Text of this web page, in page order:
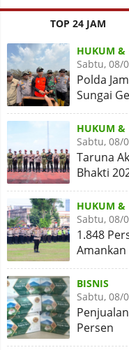
TOP 24 JAM
HUKUM &
Sabtu, 08/
Polda
Sungai
HUKUM &
Sabtu, 08/
Taruna
Bhakti
Kegiatan
HUKUM &
Sabtu, 08/
1.848
Amankan
BISNIS
Sabtu, 08/
Persen